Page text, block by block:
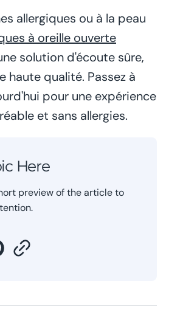
allergiques ou à la peau
à oreille ouverte
solution d'écoute sûre,
haute qualité. Passez à
pour une expérience
et sans allergies.
Here
preview of the article to